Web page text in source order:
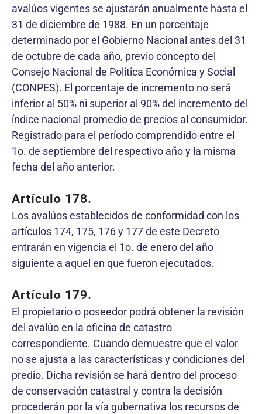
avalúos vigentes se ajustarán anualmente hasta el
31 de diciembre de 1988. En un porcentaje
determinado por el Gobierno Nacional antes del 31
de octubre de cada año, previo concepto del
Consejo Nacional de Política Económica y Social
(CONPES). El porcentaje de incremento no será
inferior al 50% ni superior al 90% del incremento del
índice nacional promedio de precios al consumidor.
Registrado para el período comprendido entre el
1o. de septiembre del respectivo año y la misma
fecha del año anterior.
Artículo 178.
Los avalúos establecidos de conformidad con los
artículos 174, 175, 176 y 177 de este Decreto
entrarán en vigencia el 1o. de enero del año
siguiente a aquel en que fueron ejecutados.
Artículo 179.
El propietario o poseedor podrá obtener la revisión
del avalúo en la oficina de catastro
correspondiente. Cuando demuestre que el valor
no se ajusta a las características y condiciones del
predio. Dicha revisión se hará dentro del proceso
de conservación catastral y contra la decisión
procederán por la vía gubernativa los recursos de